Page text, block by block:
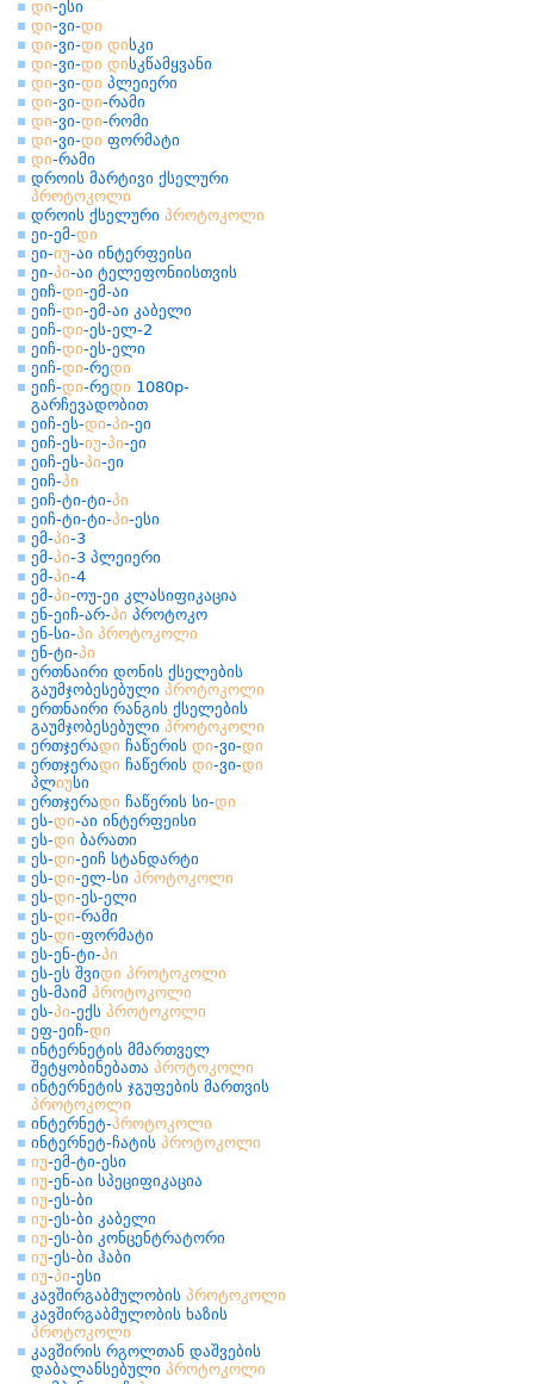
დი-ესი
დი-ვი-დი
დი-ვი-დი დისკი
დი-ვი-დი დისკწამყვანი
დი-ვი-დი პლეიერი
დი-ვი-დი-რამი
დი-ვი-დი-რომი
დი-ვი-დი ფორმატი
დი-რამი
დროის მარტივი ქსელური
პროტოკოლი
დროის ქსელური პროტოკოლი
ეი-ემ-დი
ეი-იუ-აი ინტერფეისი
ეი-პი-აი ტელეფონიისთვის
ეიჩ-დი-ემ-აი
ეიჩ-დი-ემ-აი კაბელი
ეიჩ-დი-ეს-ელ-2
ეიჩ-დი-ეს-ელი
ეიჩ-დი-რედი
ეიჩ-დი-რედი 1080p-
გარჩევადობით
ეიჩ-ეს-დი-პი-ეი
ეიჩ-ეს-იუ-პი-ეი
ეიჩ-ეს-პი-ეი
ეიჩ-პი
ეიჩ-ტი-ტი-პი
ეიჩ-ტი-ტი-პი-ესი
ემ-პი-3
ემ-პი-3 პლეიერი
ემ-პი-4
ემ-პი-ოუ-ეი კლასიფიკაცია
ენ-ეიჩ-არ-პი პროტოკო
ენ-სი-პი პროტოკოლი
ენ-ტი-პი
ერთნაირი დონის ქსელების
გაუმჯობესებული პროტოკოლი
ერთნაირი რანგის ქსელების
გაუმჯობესებული პროტოკოლი
ერთჯერადი ჩაწერის დი-ვი-დი
ერთჯერადი ჩაწერის დი-ვი-დი
პლიუსი
ერთჯერადი ჩაწერის სი-დი
ეს-დი-აი ინტერფეისი
ეს-დი ბარათი
ეს-დი-ეიჩ სტანდარტი
ეს-დი-ელ-სი პროტოკოლი
ეს-დი-ეს-ელი
ეს-დი-რამი
ეს-დი-ფორმატი
ეს-ენ-ტი-პი
ეს-ეს შვიდი პროტოკოლი
ეს-მაიმ პროტოკოლი
ეს-პი-ექს პროტოკოლი
ეფ-ეიჩ-დი
ინტერნეტის მმართველ
შეტყობინებათა პროტოკოლი
ინტერნეტის ჯგუფების მართვის
პროტოკოლი
ინტერნეტ-პროტოკოლი
ინტერნეტ-ჩატის პროტოკოლი
იუ-ემ-ტი-ესი
იუ-ენ-აი სპეციფიკაცია
იუ-ეს-ბი
იუ-ეს-ბი კაბელი
იუ-ეს-ბი კონცენტრატორი
იუ-ეს-ბი ჰაბი
იუ-პი-ესი
კავშირგაბმულობის პროტოკოლი
კავშირგაბმულობის ხაზის
პროტოკოლი
კავშირის რგოლთან დაშვების
დაბალანსებული პროტოკოლი